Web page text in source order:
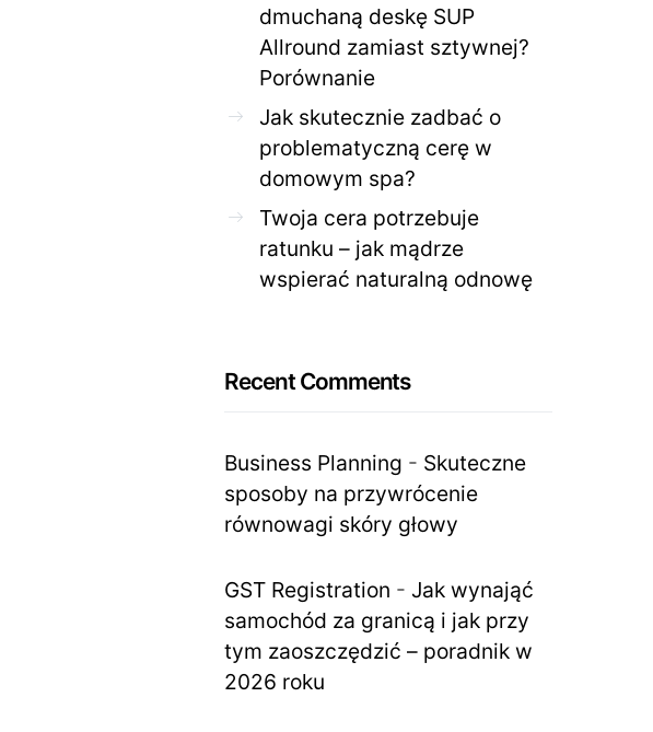
dmuchaną deskę SUP
Allround zamiast sztywnej?
Porównanie
Jak skutecznie zadbać o
problematyczną cerę w
domowym spa?
Twoja cera potrzebuje
ratunku – jak mądrze
wspierać naturalną odnowę
Recent Comments
Business Planning - Skuteczne
sposoby na przywrócenie
równowagi skóry głowy
GST Registration - Jak wynająć
samochód za granicą i jak przy
tym zaoszczędzić – poradnik w
2026 roku